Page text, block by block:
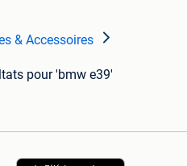
& Accessoires
pour 'bmw e39'